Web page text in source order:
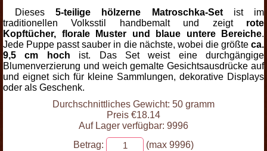
Dieses5-teilige hölzerne Matroschka-Setist im
traditionellen Volksstil handbemalt und zeigt rote
Kopftücher, florale Muster und blaue untere Bereiche.
Jede Puppe passt sauber in die nächste, wobei die größte ca.
9,5 cm hoch ist. Das Set weist eine durchgängige
Blumenverzierung und weich gemalte Gesichtsausdrücke auf
und eignet sich für kleine Sammlungen, dekorative Displays
oder als Geschenk.
Durchschnittliches Gewicht: 50 gramm
Preis €18.14
Auf Lager verfügbar: 9996
Betrag:
(max 9996)